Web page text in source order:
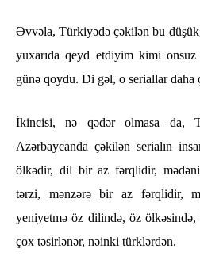
Əvvəla, Türkiyədə çəkilən bu
yuxarıda qeyd etdiyim kimi onsuz
günə qoydu. Di gəl, o seriallar
İkincisi, nə qədər olmasa da,
Azərbaycanda çəkilən serialın
ölkədir, dil bir az fərqlidir,
tərzi, mənzərə bir az fərqlidir,
yeniyetmə öz dilində, öz
çox təsirlənər, nəinki türklərdən.